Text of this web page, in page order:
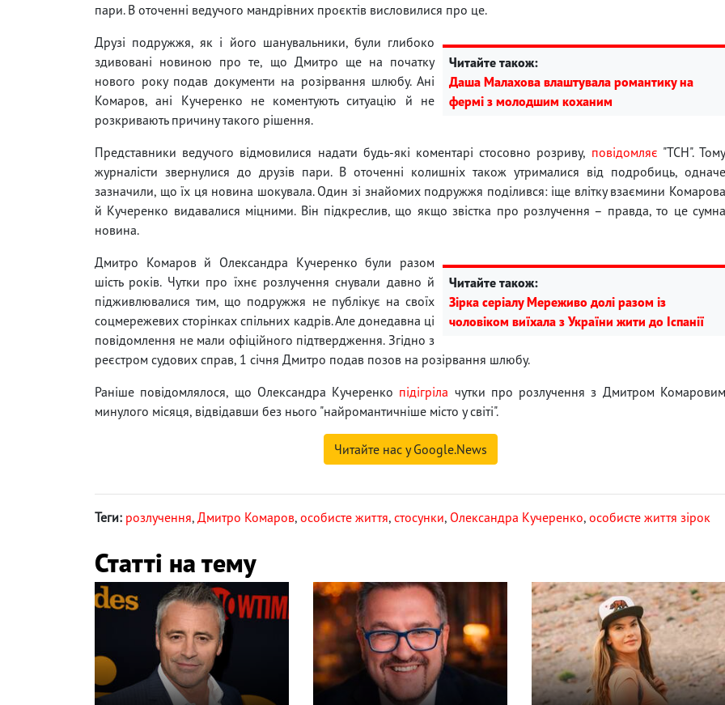
пари. В оточенні ведучого мандрівних проєктів висловилися про це.
Читайте також:
Даша Малахова влаштувала романтику на
фермі з молодшим коханим
Друзі подружжя, як і його шанувальники, були глибоко
здивовані новиною про те, що Дмитро ще на початку
нового року подав документи на розірвання шлюбу. Ані
Комаров, ані Кучеренко не коментують ситуацію й не
розкривають причину такого рішення.
Представники ведучого відмовилися надати будь-які коментарі стосовно розриву, повідомляє "ТСН".
журналісти звернулися до друзів пари. В оточенні колишніх також утрималися від подробиць, одначе
зазначили, що їх ця новина шокувала. Один зі знайомих подружжя поділився: іще влітку взаємини Комарова
й Кучеренко видавалися міцними. Він підкреслив, що якщо звістка про розлучення – правда, то це сумна
новина.
Читайте також:
Зірка серіалу Мереживо долі разом із
чоловіком виїхала з України жити до Іспанії
Дмитро Комаров й Олександра Кучеренко були разом
шість років. Чутки про їхнє розлучення снували давно й
підживлювалися тим, що подружжя не публікує на своїх
соцмережевих сторінках спільних кадрів. Але донедавна ці
повідомлення не мали офіційного підтвердження. Згідно з
реєстром судових справ, 1 січня Дмитро подав позов на розірвання шлюбу.
Раніше повідомлялося, що Олександра Кучеренко підігріла чутки про розлучення з Дмитром
минулого місяця, відвідавши без нього "найромантичніше місто у світі".
Читайте нас у Google.News
Теги: розлучення, Дмитро Комаров, особисте життя, стосунки, Олександра Кучеренко, особисте життя зірок
Статті на тему